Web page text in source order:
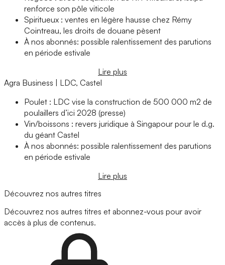
renforce son pôle viticole
Spiritueux : ventes en légère hausse chez Rémy
Cointreau, les droits de douane pèsent
À nos abonnés: possible ralentissement des parutions
en période estivale
Lire plus
Agra Business | LDC, Castel
Poulet : LDC vise la construction de 500 000 m2 de
poulaillers d’ici 2028 (presse)
Vin/boissons : revers juridique à Singapour pour le d.g.
du géant Castel
À nos abonnés: possible ralentissement des parutions
en période estivale
Lire plus
Découvrez nos autres titres
Découvrez nos autres titres et abonnez-vous pour avoir
accès à plus de contenus.